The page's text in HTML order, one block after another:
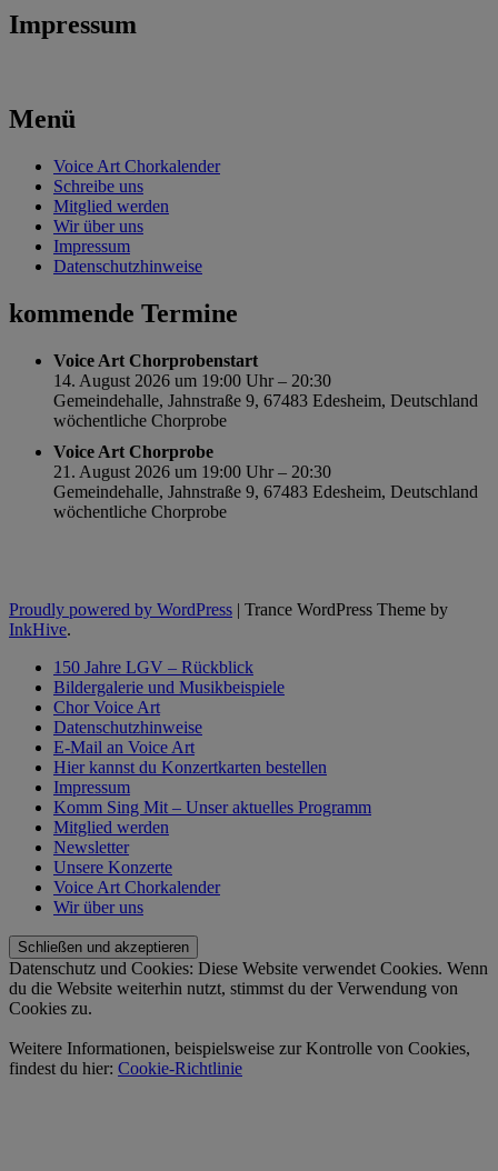
Impressum
Menü
Voice Art Chorkalender
Schreibe uns
Mitglied werden
Wir über uns
Impressum
Datenschutzhinweise
kommende Termine
Voice Art Chorprobenstart
14. August 2026 um 19:00 Uhr – 20:30
Gemeindehalle, Jahnstraße 9, 67483 Edesheim, Deutschland
wöchentliche Chorprobe
Voice Art Chorprobe
21. August 2026 um 19:00 Uhr – 20:30
Gemeindehalle, Jahnstraße 9, 67483 Edesheim, Deutschland
wöchentliche Chorprobe
Proudly powered by WordPress | Trance WordPress Theme by
InkHive.
150 Jahre LGV – Rückblick
Bildergalerie und Musikbeispiele
Chor Voice Art
Datenschutzhinweise
E-Mail an Voice Art
Hier kannst du Konzertkarten bestellen
Impressum
Komm Sing Mit – Unser aktuelles Programm
Mitglied werden
Newsletter
Unsere Konzerte
Voice Art Chorkalender
Wir über uns
Datenschutz und Cookies: Diese Website verwendet Cookies. Wenn
du die Website weiterhin nutzt, stimmst du der Verwendung von
Cookies zu.
Weitere Informationen, beispielsweise zur Kontrolle von Cookies,
findest du hier: Cookie-Richtlinie